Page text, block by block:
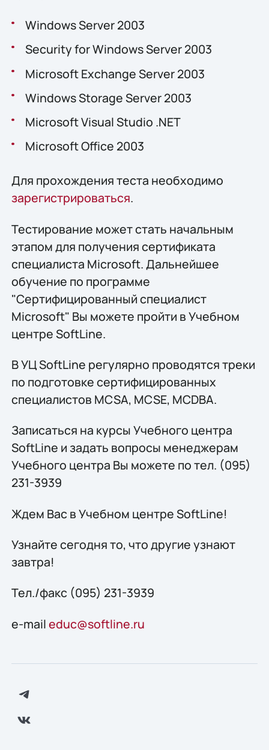
Windows Server 2003
Security for Windows Server 2003
Microsoft Exchange Server 2003
Windows Storage Server 2003
Microsoft Visual Studio .NET
Microsoft Office 2003
Для прохождения теста необходимо
зарегистрироваться.
Тестирование может стать начальным
этапом для получения сертификата
специалиста Microsoft. Дальнейшее
обучение по программе
"Сертифицированный специалист
Microsoft" Вы можете пройти в Учебном
центре SoftLine.
В УЦ SoftLine регулярно проводятся треки
по подготовке сертифицированных
специалистов MCSA, MCSE, MCDBA.
Записаться на курсы Учебного центра
SoftLine и задать вопросы менеджерам
Учебного центра Вы можете по тел. (095)
231-3939
Ждем Вас в Учебном центре SoftLine!
Узнайте сегодня то, что другие узнают
завтра!
Тел./факс (095) 231-3939
e-maileduc@softline.ru